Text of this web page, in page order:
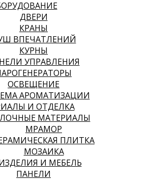
ДВЕРИ
КРАНЫ
ВПЕЧАТЛЕНИЙ
КУРНЫ
УПРАВЛЕНИЯ
ОСВЕЩЕНИЕ
АРОМАТИЗАЦИИ
И ОТДЕЛКА
МАТЕРИАЛЫ
МРАМОР
ПЛИТКА
МОЗАИКА
И МЕБЕЛЬ
ПАНЕЛИ